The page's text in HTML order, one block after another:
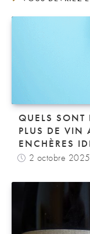
QUELS SONT
PLUS DE VIN
ENCHÈRES
2 octobre 2025